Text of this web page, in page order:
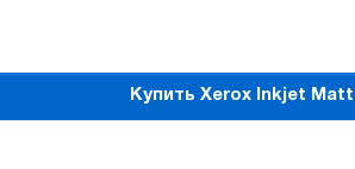
Купить Xerox Inkjet Matt